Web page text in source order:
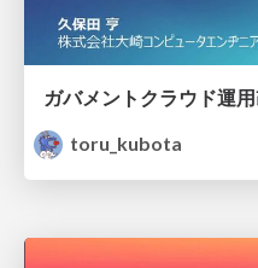
ガバメントクラウド運
toru_kubota